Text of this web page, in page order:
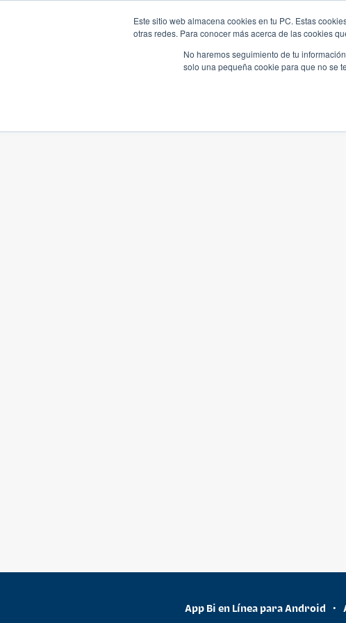
Este sitio web almacena cookies en tu PC. Estas
otras redes. Para conocer más acerca de las cookies
No haremos seguimiento de tu
solo una pequeña cookie para que no se
App Bi en Línea para Android •